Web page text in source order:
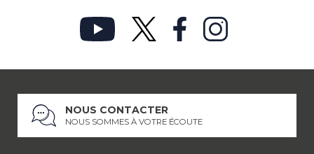
NOUS CONTACTER
NOUS SOMMES À VOTRE ÉCOUTE